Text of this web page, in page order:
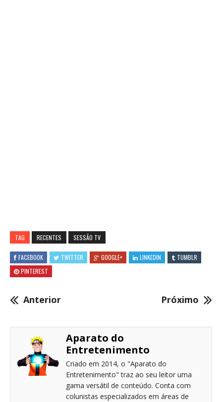
TAG RECENTES SESSÃO TV
FACEBOOK TWITTER GOOGLE+ LINKEDIN
TUMBLR
PINTEREST
Anterior Próximo
Aparato do
Entretenimento
Criado em 2014, o "Aparato do
Entretenimento" traz ao seu leitor uma
gama versátil de conteúdo. Conta com
colunistas especializados em áreas de